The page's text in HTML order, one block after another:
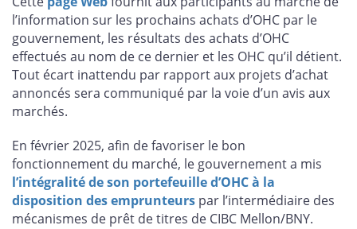
l’information sur les prochains achats d’OHC par le
gouvernement, les résultats des achats d’OHC
effectués au nom de ce dernier et les OHC qu’il détient.
Tout écart inattendu par rapport aux projets d’achat
annoncés sera communiqué par la voie d’un avis aux
marchés.
En février 2025, afin de favoriser le bon
fonctionnement du marché, le gouvernement a mis
l’intégralité de son portefeuille d’OHC à la
disposition des emprunteurs par l’intermédiaire des
mécanismes de prêt de titres de CIBC Mellon/BNY.